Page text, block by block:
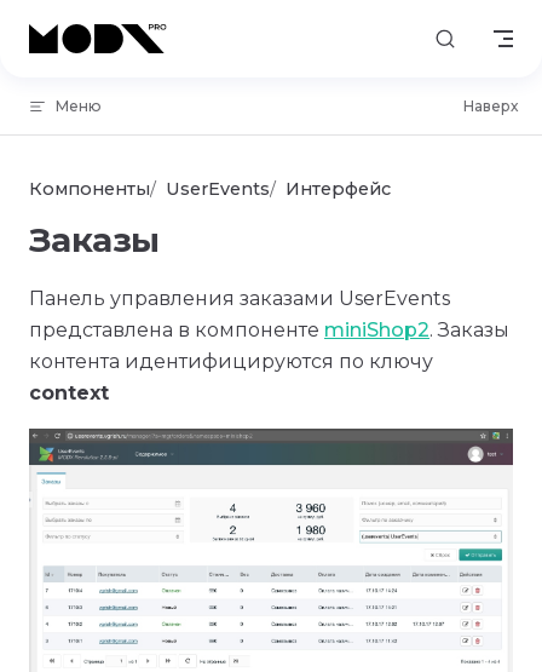
Skip to content
Меню Наверх
Компоненты UserEvents Интерфейс
Заказы
Панель управления заказами UserEvents
представлена в компоненте miniShop2. Заказы
контента идентифицируются по ключу
context